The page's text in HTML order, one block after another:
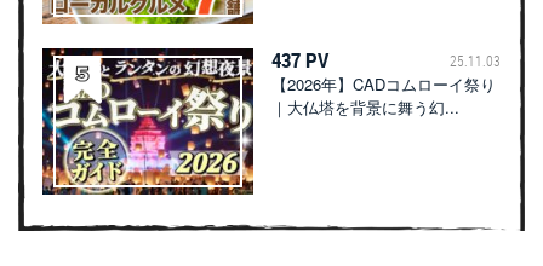
437 PV 25.11.03
【2026年】CADコムローイ祭り
｜大仏塔を背景に舞う幻...